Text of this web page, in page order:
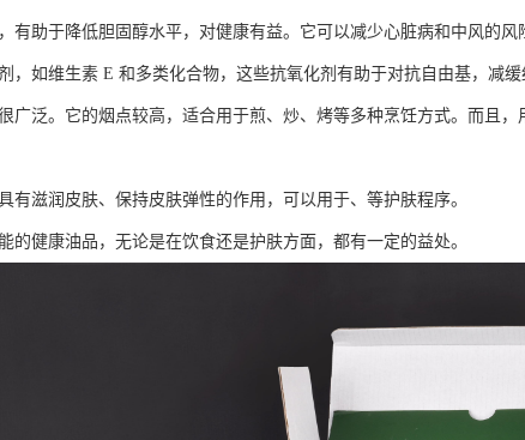
有助于降低胆固醇水平，对健康有益。它可以减少心脏病和中风的风
，如维生素 E 和多类化合物，这些抗氧化剂有助于对抗自由基，减缓
广泛。它的烟点较高，适合用于煎、炒、烤等多种烹饪方式。而且
有滋润皮肤、保持皮肤弹性的作用，可以用于、等护肤程序。
的健康油品，无论是在饮食还是护肤方面，都有一定的益处。